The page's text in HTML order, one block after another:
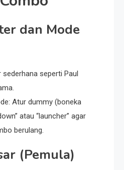
dan Mode
seperti Paul
Atur dummy (boneka
atau “launcher” agar
berulang.
(Pemula)